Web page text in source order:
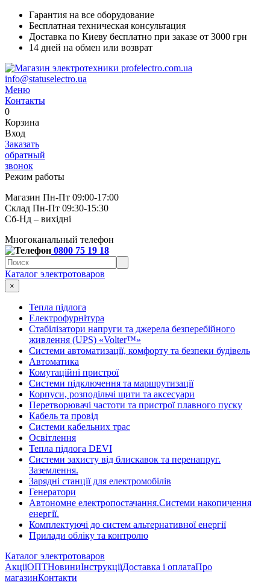
Гарантия на все оборудование
Бесплатная техническая консультация
Доставка по Киеву бесплатно при заказе от 3000 грн
14 дней на обмен или возврат
info@statuselectro.ua
Меню
Контакты
0
Корзина
Вход
Заказать
обратный
звонок
Режим работы
Магазин Пн-Пт 09:00-17:00
Склад Пн-Пт 09:30-15:30
Сб-Нд – вихідні
Многоканальный телефон
0800 75 19 18
Каталог электротоваров
×
Тепла підлога
Електрофурнітура
Cтабілізатори напруги та джерела безперебійного
живлення (UPS) «Volter™»
Системи автоматизації, комфорту та безпеки будівель
Автоматика
Комутаційні пристрої
Системи підключення та маршрутизації
Корпуси, розподільчі щити та аксесуари
Перетворювачі частоти та пристрої плавного пуску
Кабель та провід
Системи кабельних трас
Освітлення
Тепла підлога DEVI
Системи захисту від блискавок та перенапруг.
Заземлення.
Зарядні станції для електромобілів
Генератори
Автономне електропостачання.Системи накопичення
енергії.
Комплектуючі до систем альтернативної енергії
Прилади обліку та контролю
Каталог электротоваров
АкціїОПТНовиниІнструкціїДоставка і оплатаПро
магазинКонтакти